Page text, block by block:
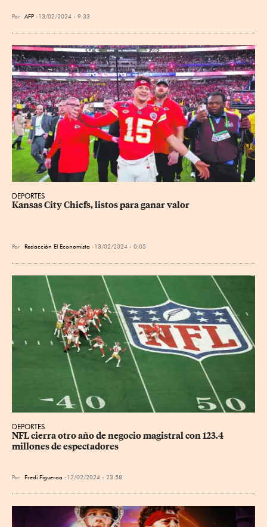
Por AFP 13/02/2024 - 9:33
DEPORTES
Kansas City Chiefs, listos para ganar valor
Por Redacción El Economista 13/02/2024 - 0:05
DEPORTES
NFL cierra otro año de negocio magistral con 123.4
millones de espectadores
Por Fredi Figueroa 12/02/2024 - 23:58